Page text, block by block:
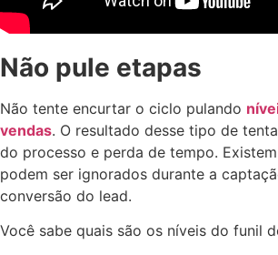
Não pule etapas
Não tente encurtar o ciclo pulando
vendas. O resultado desse tipo de
do processo e perda de tempo.
podem ser ignorados durante a
conversão do lead.
Você sabe quais são os níveis do funil